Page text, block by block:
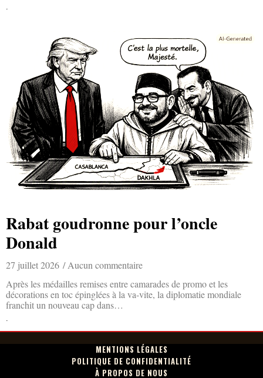
Rabat goudronne pour l’oncle
Donald
27 juillet 2026
Aucun commentaire
Après les médailles remises entre camarades de promo et les
décorations en toc épinglées à la va-vite, la diplomatie mondiale
franchit un nouveau cap dans…
MENTIONS LÉGALES
POLITIQUE DE CONFIDENTIALITÉ
À PROPOS DE NOUS